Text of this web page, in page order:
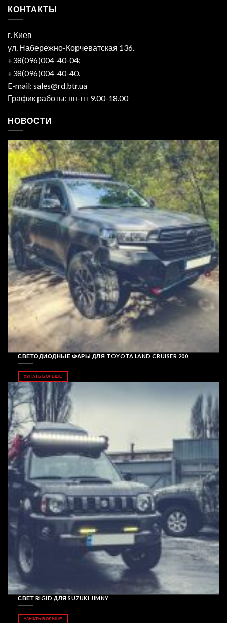
КОНТАКТЫ
г. Киев
ул. Набережно-Корчеватская 136.
+38(096)004-40-04;
+38(096)004-40-40.
E-mail: sales@rd.btr.ua
График работы: пн-пт 9.00-18.00
НОВОСТИ
СВЕТОДИОДНЫЕ ФАРЫ ДЛЯ TOYOTA LAND CRUISER 200
УЗНАТЬ БОЛЬШЕ
СВЕТ RIGID ДЛЯ SUZUKI JIMNY
УЗНАТЬ БОЛЬШЕ